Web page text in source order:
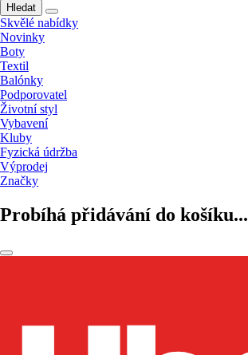
Hledat
Skvělé nabídky
Novinky
Boty
Textil
Balónky
Podporovatel
Životní styl
Vybavení
Kluby
Fyzická údržba
Výprodej
Značky
Probíhá přidávání do košíku...